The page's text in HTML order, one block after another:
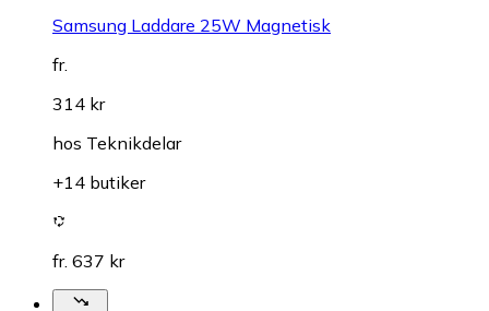
Samsung Laddare 25W Magnetisk
fr.
314 kr
hos Teknikdelar
+14 butiker
fr. 637 kr